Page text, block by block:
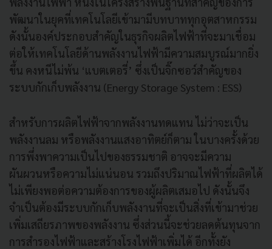
พัฒนาในยุคที่เทคโนโลยีเข้ามามีบทบาททุกอุตสาหกรรม
ดังนั้นองค์ประกอบสำคัญในธุรกิจผลิตไฟฟ้าที่จะมาเชื่อม
ต่อให้เทคโนโลยีด้านพลังงานไฟฟ้ามีความสมบูรณ์มากยิ่ง
ขึ้น คงหนีไม่พ้น ‘แบตเตอรี่’ ซึ่งเป็นจิ๊กซอว์สำคัญของ
ระบบกักเก็บพลังงาน (Energy Storage System : ESS)
สำหรับการผลิตไฟฟ้าจากพลังงานทดแทน ไม่ว่าจะเป็น
พลังงานลม หรือพลังงานแสงอาทิตย์ก็ตาม ในบางครั้งด้วย
การพึ่งพาความเป็นไปของธรรมชาติ อาจจะมีความ
ผันผวนหรือความไม่แน่นอน รวมถึงปริมาณไฟฟ้าที่ผลิตได้
ไม่เพียงพอต่อความต้องการของผู้ผลิตเสมอไป ดังนั้นจึง
จำเป็นต้องมีระบบกักเก็บพลังงานที่จะเป็นสิ่งที่เข้ามาช่วย
เพิ่มเสถียรภาพของพลังงาน ซึ่งส่วนนี้จะช่วยลดต้นทุนจาก
การสำรองไฟฟ้าและสร้างโรงไฟฟ้าเพิ่มได้ อีกทั้งยัง